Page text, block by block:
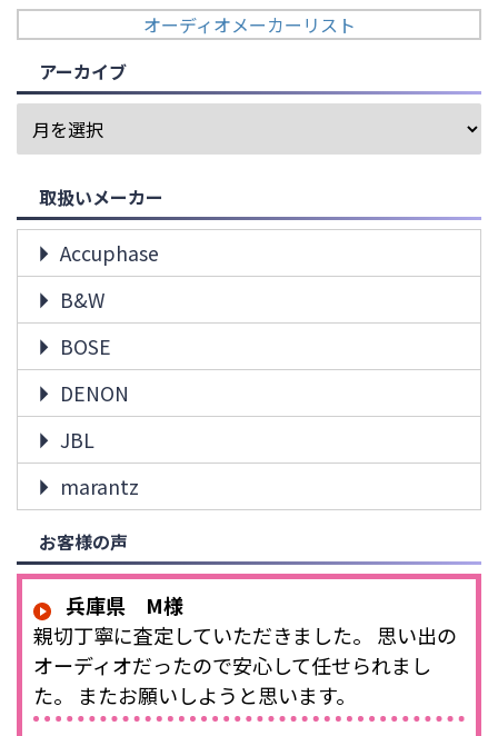
オーディオメーカーリスト
アーカイブ
取扱いメーカー
Accuphase
B&W
BOSE
DENON
JBL
marantz
お客様の声
兵庫県 M様
親切丁寧に査定していただきました。 思い出の
オーディオだったので安心して任せられまし
た。 またお願いしようと思います。